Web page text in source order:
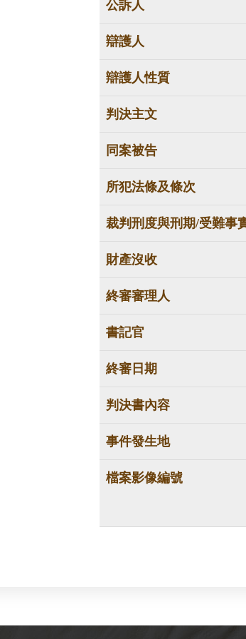
公訴人
辯護人
辯護人性質
判決主文
同案被告
所犯法條及條次
裁判刑度與刑期/受難事
財產沒收
終審審理人
書記官
終審日期
判決書內容
事件發生地
檔案影像編號